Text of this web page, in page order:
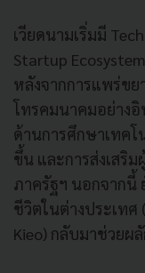
เวียดนามเริ่มมี
Startup
หลังจากการแพร่ขย
โทรคมนาคมอย่างอิ
ด้านการศึกษาเทค
ขึ้น และการส่งเสริ
ภาครัฐฯ นอกจากนี้
ชีวิตในต่างประเทศ
Kieo) กลับมาช่วยผ